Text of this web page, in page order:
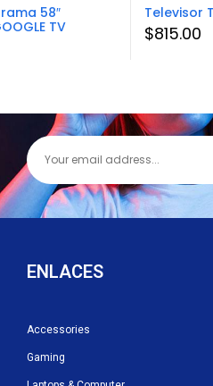
58″
TV
Televisor
$815.00
ENLACES
Accessories
Gaming